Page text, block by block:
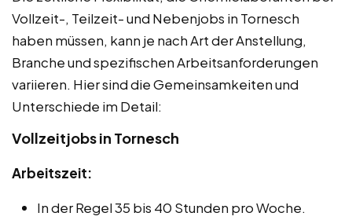
Vollzeit-, Teilzeit- und Nebenjobs in Tornesch
haben müssen, kann je nach Art der Anstellung,
Branche und spezifischen Arbeitsanforderungen
variieren. Hier sind die Gemeinsamkeiten und
Unterschiede im Detail:
Vollzeitjobs in Tornesch
Arbeitszeit:
In der Regel 35 bis 40 Stunden pro Woche.